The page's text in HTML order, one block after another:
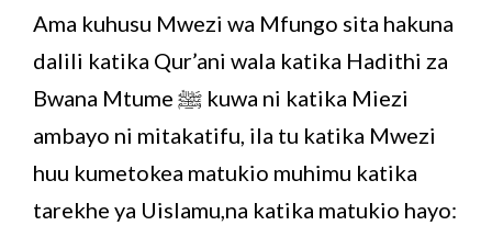
Ama kuhusu Mwezi wa Mfungo sita hakuna
dalili katika Qur’ani wala katika Hadithi za
Bwana Mtume ﷺ kuwa ni katika Miezi
ambayo ni mitakatifu, ila tu katika Mwezi
huu kumetokea matukio muhimu katika
tarekhe ya Uislamu,na katika matukio hayo: